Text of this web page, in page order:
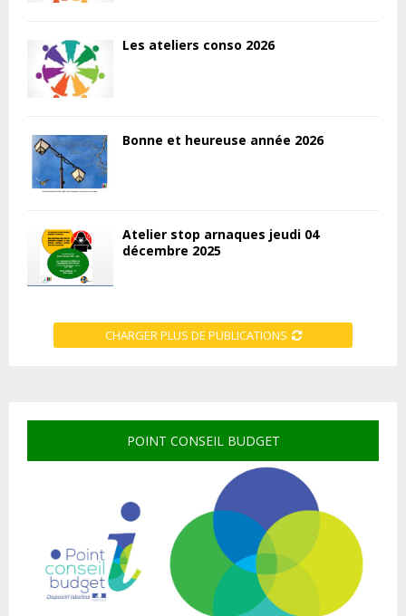
Les ateliers conso 2026
Bonne et heureuse année 2026
Atelier stop arnaques jeudi 04
décembre 2025
CHARGER PLUS DE PUBLICATIONS
POINT CONSEIL BUDGET